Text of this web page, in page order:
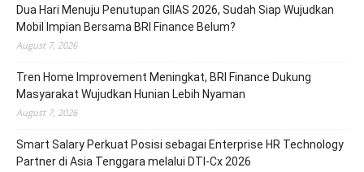
Dua Hari Menuju Penutupan GIIAS 2026, Sudah Siap Wujudkan
Mobil Impian Bersama BRI Finance Belum?
August 7, 2026
Tren Home Improvement Meningkat, BRI Finance Dukung
Masyarakat Wujudkan Hunian Lebih Nyaman
August 7, 2026
Smart Salary Perkuat Posisi sebagai Enterprise HR Technology
Partner di Asia Tenggara melalui DTI-Cx 2026